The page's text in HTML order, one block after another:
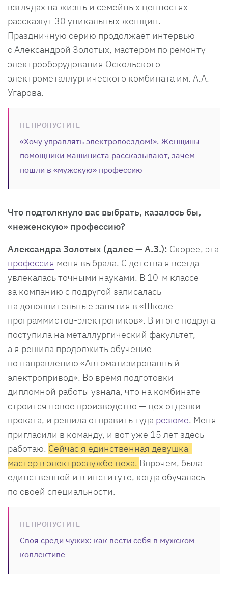
взглядах на жизнь и семейных ценностях
расскажут 30 уникальных женщин.
Праздничную серию продолжает интервью
с Александрой Золотых, мастером по ремонту
электрооборудования Оскольского
электрометаллургического комбината им. А.А.
Угарова.
НЕ ПРОПУСТИТЕ
«Хочу управлять электропоездом!». Женщины-
помощники машиниста рассказывают, зачем
пошли в «мужскую» профессию
Что подтолкнуло вас выбрать, казалось бы,
«неженскую» профессию?
Александра Золотых (далее — А.З.): Скорее, эта
профессия меня выбрала. С детства я всегда
увлекалась точными науками. В 10-м классе
за компанию с подругой записалась
на дополнительные занятия в «Школе
программистов-электроников». В итоге подруга
поступила на металлургический факультет,
а я решила продолжить обучение
по направлению «Автоматизированный
электропривод». Во время подготовки
дипломной работы узнала, что на комбинате
строится новое производство — цех отделки
проката, и решила отправить туда резюме. Меня
пригласили в команду, и вот уже 15 лет здесь
работаю. Сейчас я единственная девушка-
мастер в электрослужбе цеха. Впрочем, была
единственной и в институте, когда обучалась
по своей специальности.
НЕ ПРОПУСТИТЕ
Своя среди чужих: как вести себя в мужском
коллективе